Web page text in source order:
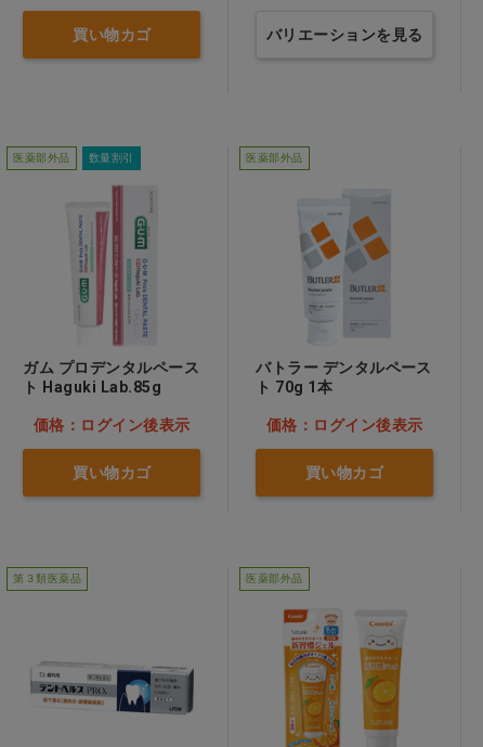
買い物カゴ バリエーションを見る
医薬部外品 数量割引
ガム プロデンタルペース
ト Haguki Lab.85g
価格：ログイン後表示
買い物カゴ
医薬部外品
バトラー デンタルペース
ト 70g 1本
価格：ログイン後表示
買い物カゴ
第３類医薬品 医薬部外品